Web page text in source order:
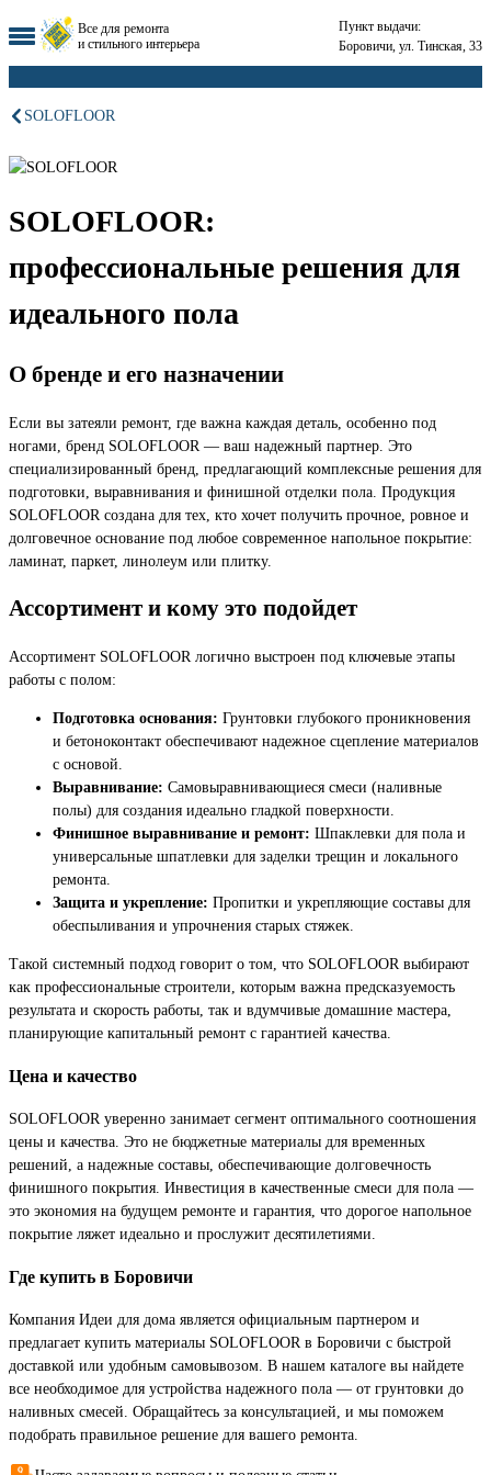
Все для ремонта
и стильного интерьера
Пункт выдачи:
Боровичи, ул. Тинская, 33
SOLOFLOOR
SOLOFLOOR:
профессиональные решения для
идеального пола
О бренде и его назначении
Если вы затеяли ремонт, где важна каждая деталь, особенно под
ногами, бренд SOLOFLOOR — ваш надежный партнер. Это
специализированный бренд, предлагающий комплексные решения для
подготовки, выравнивания и финишной отделки пола. Продукция
SOLOFLOOR создана для тех, кто хочет получить прочное, ровное и
долговечное основание под любое современное напольное покрытие:
ламинат, паркет, линолеум или плитку.
Ассортимент и кому это подойдет
Ассортимент SOLOFLOOR логично выстроен под ключевые этапы
работы с полом:
Подготовка основания: Грунтовки глубокого проникновения
и бетоноконтакт обеспечивают надежное сцепление материалов
с основой.
Выравнивание: Самовыравнивающиеся смеси (наливные
полы) для создания идеально гладкой поверхности.
Финишное выравнивание и ремонт: Шпаклевки для пола и
универсальные шпатлевки для заделки трещин и локального
ремонта.
Защита и укрепление: Пропитки и укрепляющие составы для
обеспыливания и упрочнения старых стяжек.
Такой системный подход говорит о том, что SOLOFLOOR выбирают
как профессиональные строители, которым важна предсказуемость
результата и скорость работы, так и вдумчивые домашние мастера,
планирующие капитальный ремонт с гарантией качества.
Цена и качество
SOLOFLOOR уверенно занимает сегмент оптимального соотношения
цены и качества. Это не бюджетные материалы для временных
решений, а надежные составы, обеспечивающие долговечность
финишного покрытия. Инвестиция в качественные смеси для пола —
это экономия на будущем ремонте и гарантия, что дорогое напольное
покрытие ляжет идеально и прослужит десятилетиями.
Где купить в Боровичи
Компания Идеи для дома является официальным партнером и
предлагает купить материалы SOLOFLOOR в Боровичи с быстрой
доставкой или удобным самовывозом. В нашем каталоге вы найдете
все необходимое для устройства надежного пола — от грунтовки до
наливных смесей. Обращайтесь за консультацией, и мы поможем
подобрать правильное решение для вашего ремонта.